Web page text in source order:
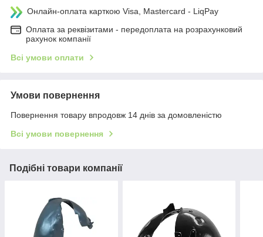
Онлайн-оплата карткою Visa, Mastercard - LiqPay
Оплата за реквізитами - передоплата на розрахунковий
рахунок компанії
Всі умови оплати
Умови повернення
Повернення товару впродовж 14 днів за домовленістю
Всі умови повернення
Подібні товари компанії